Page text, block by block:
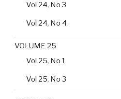
Vol 24, No 3
Vol 24, No 4
VOLUME 25
Vol 25, No 1
Vol 25, No 3